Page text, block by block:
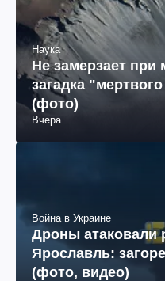
Наука
Не замерзает при
загадка
(фото)
Вчера
Война в Украине
Дроны атаковали
Ярославль:
(фото, видео)